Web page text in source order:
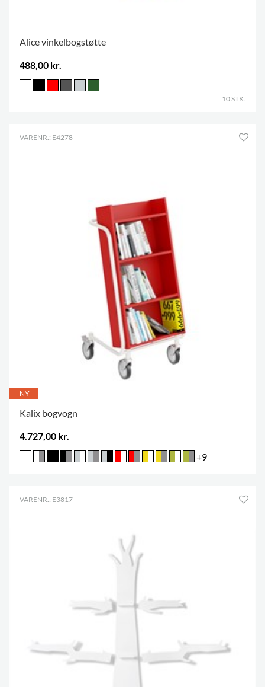
Alice vinkelbogstøtte
488,00 kr.
10 STK.
VARENR.: E4278
NY
Kalix bogvogn
4.727,00 kr.
+9
VARENR.: E3817